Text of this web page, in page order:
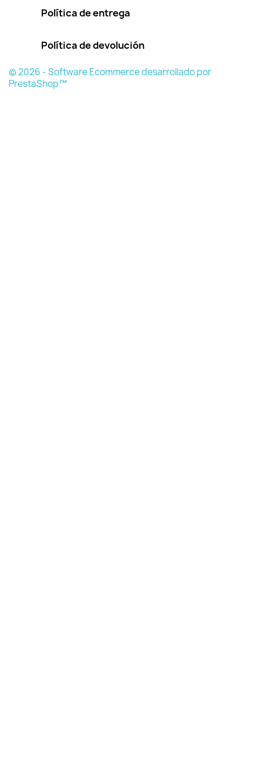
Política de entrega
Política de devolución
© 2026 - Software Ecommerce desarrollado por
PrestaShop™